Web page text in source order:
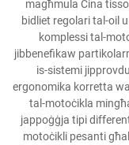
magħmula Ċina
bidliet regolari tal-oil
komplessi tal-
jibbenefikaw
is-sistemi
ergonomika korretta
tal-motoċikla
jappoġġja tipi
motoċikli pesanti